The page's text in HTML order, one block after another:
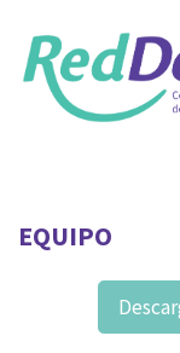
EQUIPO